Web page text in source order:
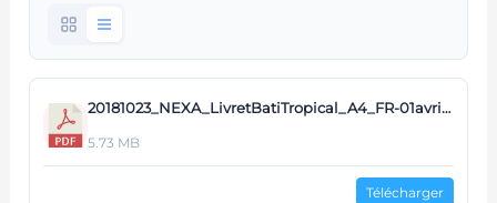
20181023_NEXA_LivretBatiTropical_A4_FR-01avril.pdf
5.73 MB
Télécharger